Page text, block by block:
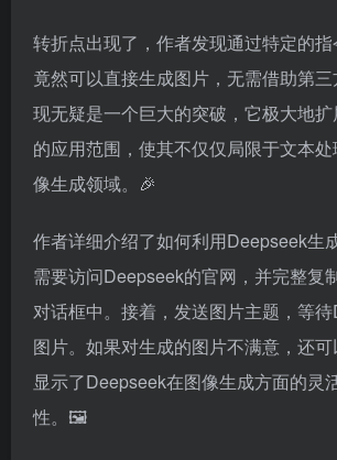
转折点出现了，作者发现通过特定的
竟然可以直接生成图片，无需借助第
现无疑是一个巨大的突破，它极大地
的应用范围，使其不仅仅局限于文本
像生成领域。🎉
作者详细介绍了如何利用Deepseek生
需要访问Deepseek的官网，并完整复
对话框中。接着，发送图片主题，等
图片。如果对生成的图片不满意，还
显示了Deepseek在图像生成方面的灵
性。🖼️